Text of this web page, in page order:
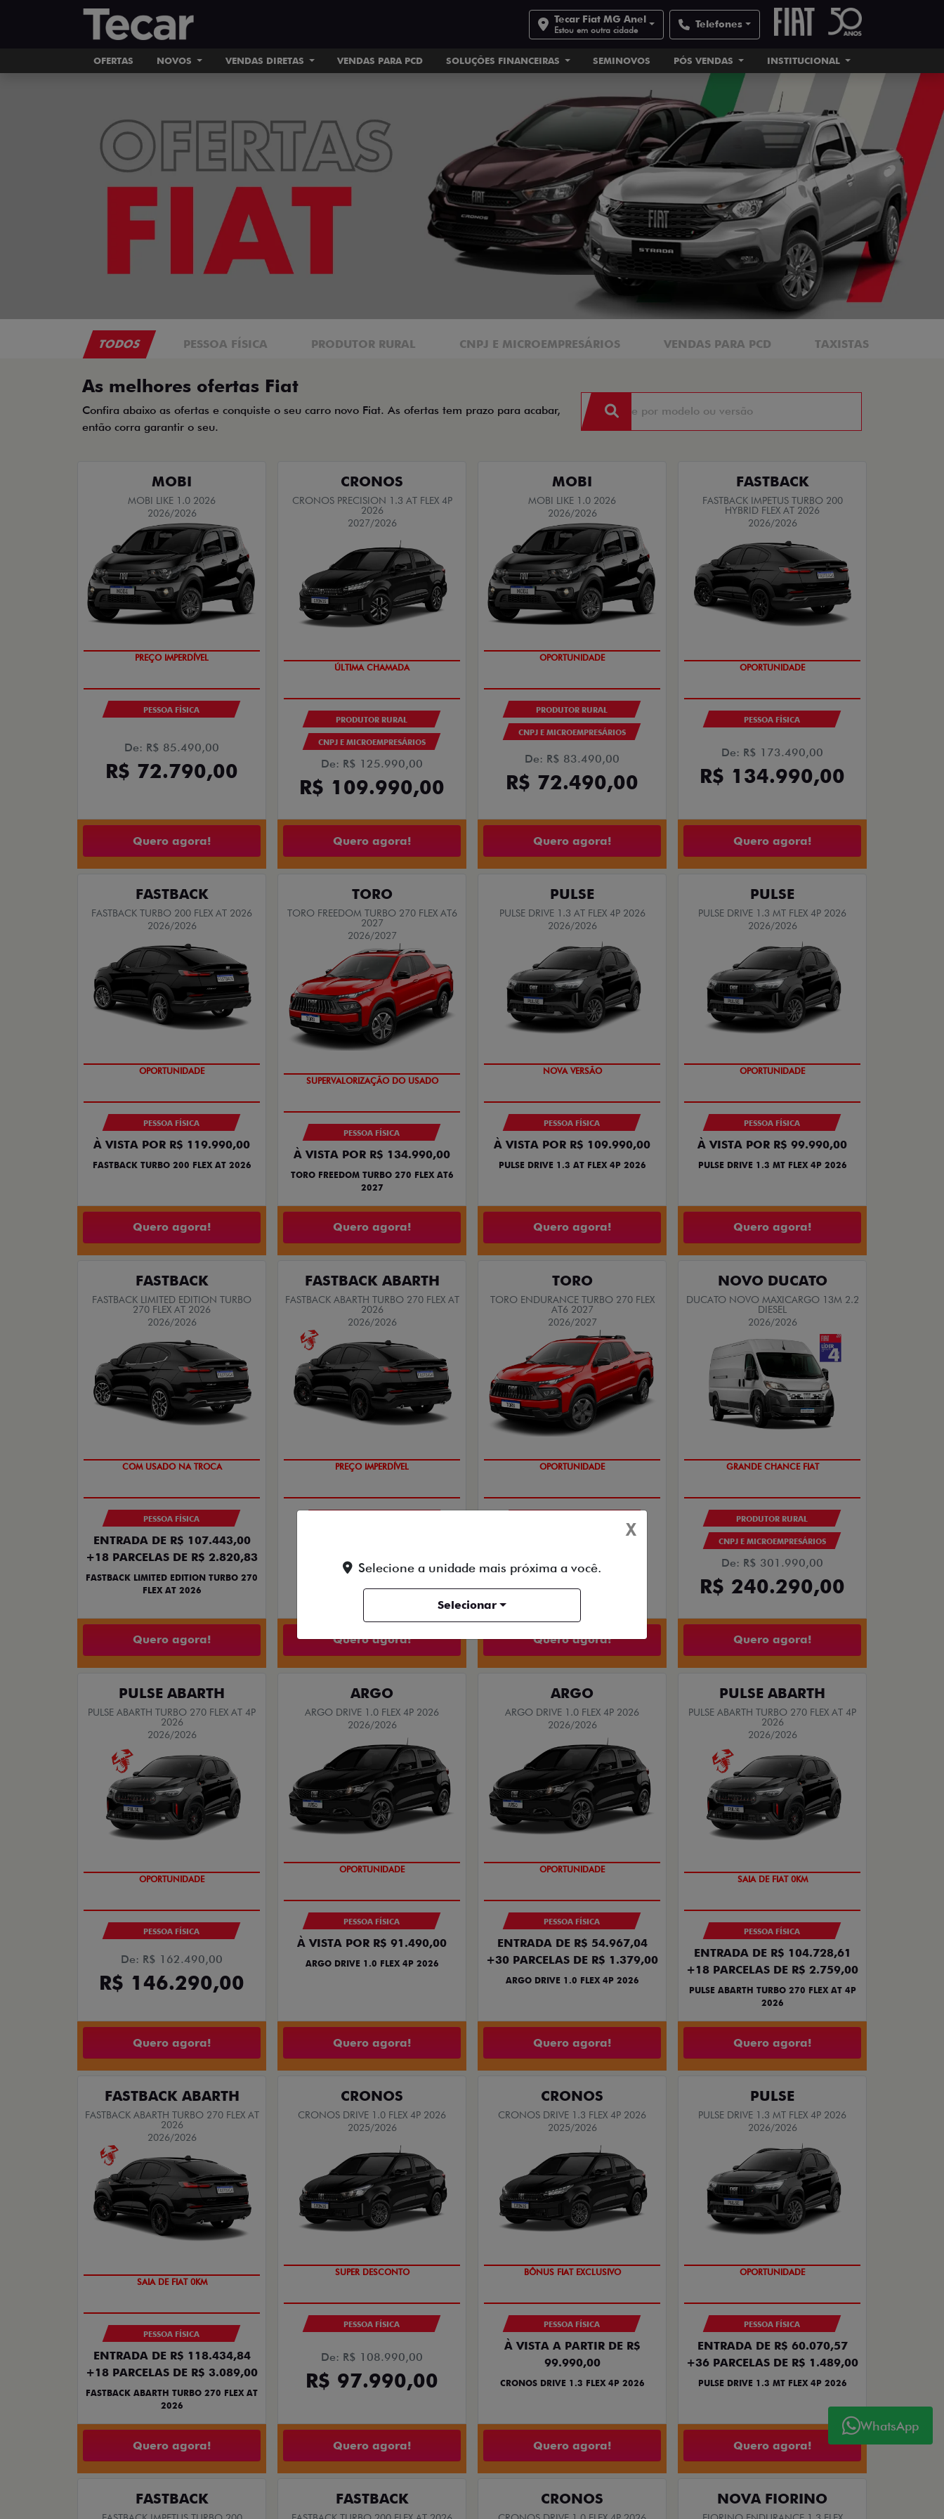
Tecar Fiat MG Anel
Estou em outra cidade Telefones
OFERTAS NOVOS VENDAS DIRETAS VENDAS PARA PCD SOLUÇÕES FINANCEIRAS SEMINOVOS PÓS VENDAS INSTITUCIONAL
TODOS PESSOA FÍSICA PRODUTOR RURAL CNPJ E MICROEMPRESÁRIOS VENDAS PARA PCD TAXISTAS
As melhores ofertas Fiat
Confira abaixo as ofertas e conquiste o seu carro novo Fiat. As ofertas tem prazo para acabar,
então corra garantir o seu.
MOBI
MOBI LIKE 1.0 2026
2026/2026
SUPER DESCONTO
PESSOA FÍSICA
De: R$ 85.490,00
R$ 72.790,00
Quero agora!
CRONOS
CRONOS PRECISION 1.3 AT FLEX 4P
2026
2027/2026
GRANDE CHANCE FIAT
PRODUTOR RURAL
CNPJ E MICROEMPRESÁRIOS
De: R$ 125.990,00
R$ 109.990,00
Quero agora!
MOBI
MOBI LIKE 1.0 2026
2026/2026
ÚLTIMAS UNIDADES
PRODUTOR RURAL
CNPJ E MICROEMPRESÁRIOS
De: R$ 83.490,00
R$ 72.490,00
Quero agora!
FASTBACK
FASTBACK IMPETUS TURBO 200
HYBRID FLEX AT 2026
2026/2026
PREÇO IMPERDÍVEL
PESSOA FÍSICA
De: R$ 173.490,00
R$ 134.990,00
Quero agora!
FASTBACK
FASTBACK TURBO 200 FLEX AT 2026
2026/2026
OPORTUNIDADE
PESSOA FÍSICA
À VISTA POR R$ 119.990,00
FASTBACK TURBO 200 FLEX AT 2026
Quero agora!
TORO
TORO FREEDOM TURBO 270 FLEX AT6
2027
2026/2027
OPORTUNIDADE
PESSOA FÍSICA
À VISTA POR R$ 134.990,00
TORO FREEDOM TURBO 270 FLEX AT6
2027
Quero agora!
PULSE
PULSE DRIVE 1.3 AT FLEX 4P 2026
2026/2026
PREÇO IMPERDÍVEL
PESSOA FÍSICA
À VISTA POR R$ 109.990,00
PULSE DRIVE 1.3 AT FLEX 4P 2026
Quero agora!
PULSE
PULSE DRIVE 1.3 MT FLEX 4P 2026
2026/2026
NOVA VERSÃO
PESSOA FÍSICA
À VISTA POR R$ 99.990,00
PULSE DRIVE 1.3 MT FLEX 4P 2026
Quero agora!
FASTBACK
FASTBACK LIMITED EDITION TURBO
270 FLEX AT 2026
2026/2026
TAXA ZERO
PESSOA FÍSICA
ENTRADA DE R$ 107.443,00
+18 PARCELAS DE R$ 2.820,83
FASTBACK LIMITED EDITION TURBO 270
FLEX AT 2026
Quero agora!
FASTBACK ABARTH
FASTBACK ABARTH TURBO 270 FLEX AT
2026
2026/2026
SAIA DE FIAT 0KM
R$ 156.390,00
Quero agora!
TORO
TORO ENDURANCE TURBO 270 FLEX
AT6 2027
2026/2027
SUPERVALORIZAÇÃO DO USADO
R$ 147.490,00
Quero agora!
NOVO DUCATO
DUCATO NOVO MAXICARGO 13M 2.2
DIESEL
2026/2026
OPORTUNIDADE
PRODUTOR RURAL
CNPJ E MICROEMPRESÁRIOS
De: R$ 301.990,00
R$ 240.290,00
Quero agora!
PULSE ABARTH
PULSE ABARTH TURBO 270 FLEX AT 4P
2026
2026/2026
SAIA DE FIAT 0KM
PESSOA FÍSICA
De: R$ 162.490,00
R$ 146.290,00
Quero agora!
ARGO
ARGO DRIVE 1.0 FLEX 4P 2026
2026/2026
BÔNUS DE 6 MIL REAIS
PESSOA FÍSICA
À VISTA POR R$ 91.490,00
ARGO DRIVE 1.0 FLEX 4P 2026
Quero agora!
ARGO
ARGO DRIVE 1.0 FLEX 4P 2026
2026/2026
BÔNUS DE 6 MIL REAIS
PESSOA FÍSICA
ENTRADA DE R$ 54.967,04
+30 PARCELAS DE R$ 1.379,00
ARGO DRIVE 1.0 FLEX 4P 2026
Quero agora!
PULSE ABARTH
PULSE ABARTH TURBO 270 FLEX AT 4P
2026
2026/2026
OPORTUNIDADE
PESSOA FÍSICA
ENTRADA DE R$ 104.728,61
+18 PARCELAS DE R$ 2.759,00
PULSE ABARTH TURBO 270 FLEX AT 4P
2026
Quero agora!
FASTBACK ABARTH
FASTBACK ABARTH TURBO 270 FLEX AT
2026
2026/2026
PREÇO IMPERDÍVEL
PESSOA FÍSICA
ENTRADA DE R$ 118.434,84
+18 PARCELAS DE R$ 3.089,00
FASTBACK ABARTH TURBO 270 FLEX AT
2026
Quero agora!
CRONOS
CRONOS DRIVE 1.0 FLEX 4P 2026
2025/2026
TAXA ZERO
PESSOA FÍSICA
De: R$ 108.990,00
R$ 97.990,00
Quero agora!
CRONOS
CRONOS DRIVE 1.3 FLEX 4P 2026
2025/2026
SUPER DESCONTO
PESSOA FÍSICA
À VISTA A PARTIR DE R$
99.990,00
CRONOS DRIVE 1.3 FLEX 4P 2026
Quero agora!
PULSE
PULSE DRIVE 1.3 MT FLEX 4P 2026
2026/2026
NOVA VERSÃO
PESSOA FÍSICA
ENTRADA DE R$ 60.070,57
+36 PARCELAS DE R$ 1.489,00
PULSE DRIVE 1.3 MT FLEX 4P 2026
Quero agora!
FASTBACK FASTBACK CRONOS NOVA FIORINO
WhatsApp
X
Selecione a unidade mais próxima a você.
Selecionar